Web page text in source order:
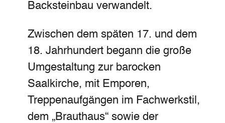
Backsteinbau verwandelt.
Zwischen dem späten 17. und dem
18. Jahrhundert begann die große
Umgestaltung zur barocken
Saalkirche, mit Emporen,
Treppenaufgängen im Fachwerkstil,
dem „Brauthaus“ sowie der